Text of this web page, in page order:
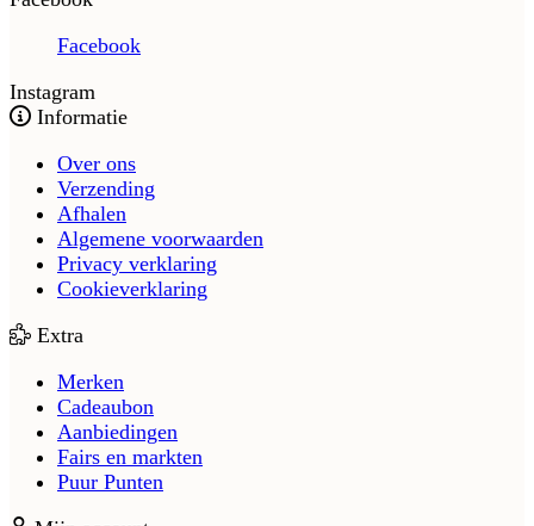
Facebook
Instagram
Informatie
Over ons
Verzending
Afhalen
Algemene voorwaarden
Privacy verklaring
Cookieverklaring
Extra
Merken
Cadeaubon
Aanbiedingen
Fairs en markten
Puur Punten